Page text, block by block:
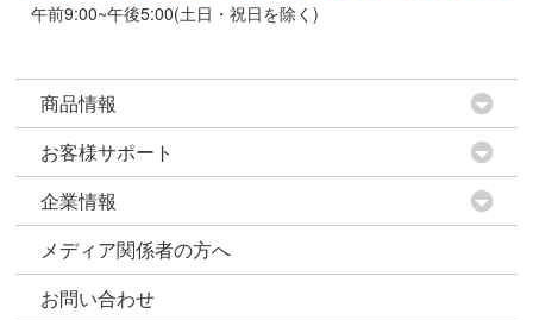
午前9:00~午後5:00(土日・祝日を除く)
商品情報
お客様サポート
企業情報
メディア関係者の方へ
お問い合わせ